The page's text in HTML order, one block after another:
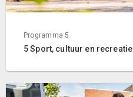
Programma 5
5 Sport, cultuur en recreatie